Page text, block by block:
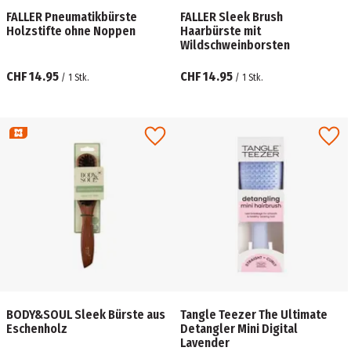
FALLER Pneumatikbürste
Holzstifte ohne Noppen
CHF 14.95 / 1 Stk.
FALLER Sleek Brush
Haarbürste mit
Wildschweinborsten
CHF 14.95 / 1 Stk.
BODY&SOUL Sleek Bürste aus
Eschenholz
Tangle Teezer The Ultimate
Detangler Mini Digital
Lavender